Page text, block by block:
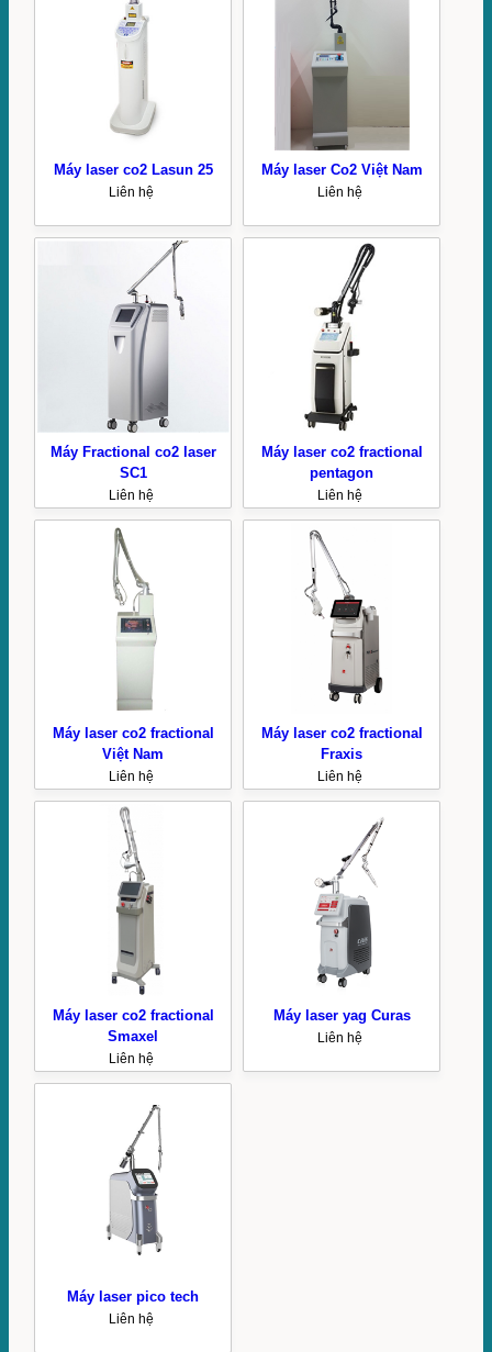
Máy laser co2 Lasun 25
Liên hệ
Máy laser Co2 Việt Nam
Liên hệ
Máy Fractional co2 laser
SC1
Liên hệ
Máy laser co2 fractional
pentagon
Liên hệ
Máy laser co2 fractional
Việt Nam
Liên hệ
Máy laser co2 fractional
Fraxis
Liên hệ
Máy laser co2 fractional
Smaxel
Liên hệ
Máy laser yag Curas
Liên hệ
Máy laser pico tech
Liên hệ